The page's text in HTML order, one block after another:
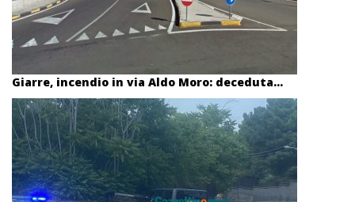
Giarre, incendio in via Aldo Moro: deceduta...